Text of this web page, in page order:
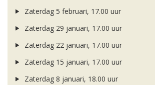
Zaterdag 5 februari, 17.00 uur
Zaterdag 29 januari, 17.00 uur
Zaterdag 22 januari, 17.00 uur
Zaterdag 15 januari, 17.00 uur
Zaterdag 8 januari, 18.00 uur